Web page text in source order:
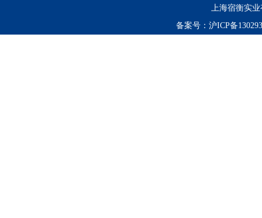
上海宿衡实
备案号： 沪ICP备